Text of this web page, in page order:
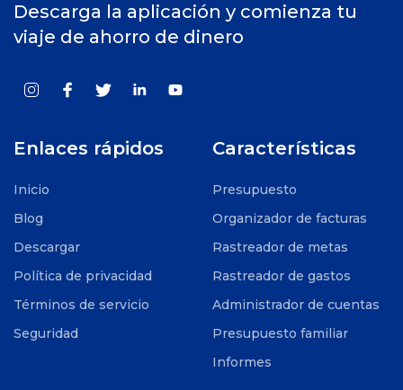
Descarga la aplicación y comienza tu
viaje de ahorro de dinero
Enlaces rápidos
Inicio
Blog
Descargar
Política de privacidad
Términos de servicio
Seguridad
Características
Presupuesto
Organizador de facturas
Rastreador de metas
Rastreador de gastos
Administrador de cuentas
Presupuesto familiar
Informes